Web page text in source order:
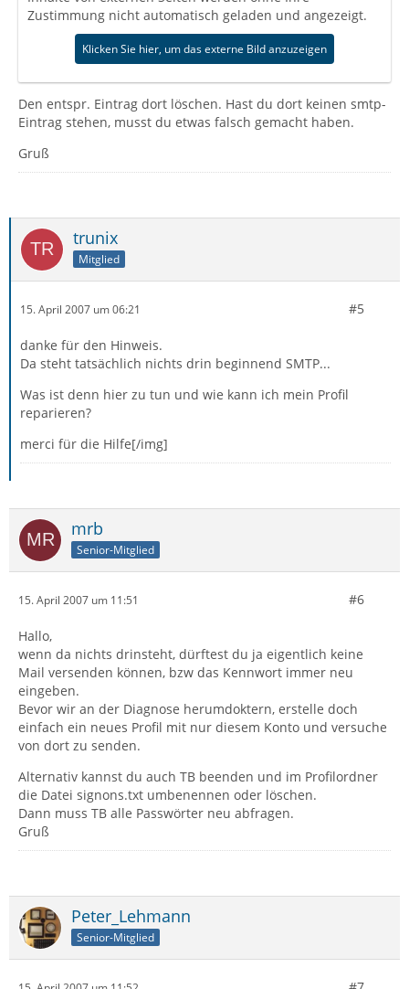
Zustimmung nicht automatisch geladen und angezeigt.
Klicken Sie hier, um das externe Bild anzuzeigen
Den entspr. Eintrag dort löschen. Hast du dort keinen smtp-
Eintrag stehen, musst du etwas falsch gemacht haben.
Gruß
trunix
Mitglied
15. April 2007 um 06:21 #5
danke für den Hinweis.
Da steht tatsächlich nichts drin beginnend SMTP...
Was ist denn hier zu tun und wie kann ich mein Profil
reparieren?
merci für die Hilfe[/img]
mrb
Senior-Mitglied
15. April 2007 um 11:51 #6
Hallo,
wenn da nichts drinsteht, dürftest du ja eigentlich keine
Mail versenden können, bzw das Kennwort immer neu
eingeben.
Bevor wir an der Diagnose herumdoktern, erstelle doch
einfach ein neues Profil mit nur diesem Konto und versuche
von dort zu senden.
Alternativ kannst du auch TB beenden und im Profilordner
die Datei signons.txt umbenennen oder löschen.
Dann muss TB alle Passwörter neu abfragen.
Gruß
Peter_Lehmann
Senior-Mitglied